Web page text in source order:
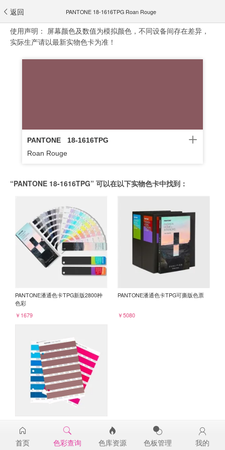
返回 PANTONE 18-1616TPG Roan Rouge
使用声明： 屏幕颜色及数值为模拟颜色，不同设备间存在差异，
实际生产请以最新实物色卡为准！
PANTONE
18-1616TPG
Roan Rouge
“PANTONE 18-1616TPG” 可以在以下实物色卡中找到：
PANTONE潘通色卡TPG新版2800种
色彩
￥1679
PANTONE潘通色卡TPG可撕版色票
￥5080
18-1616TPG
￥98
首页 色彩查询 色库资源 色板管理 我的